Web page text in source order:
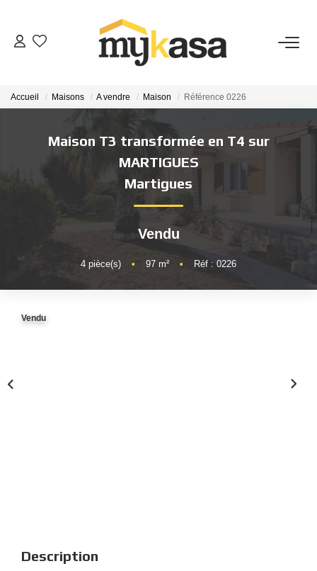
VENTES
BIENS VENDUS
ESTIMATION
NOTRE AGENCE
Accueil Maisons A vendre Maison Référence 0226
Maison T3 transformée en T4 sur
MARTIGUES
Martigues
Vendu
4 pièce(s) • 97 m² • Réf : 0226
Vendu
Description